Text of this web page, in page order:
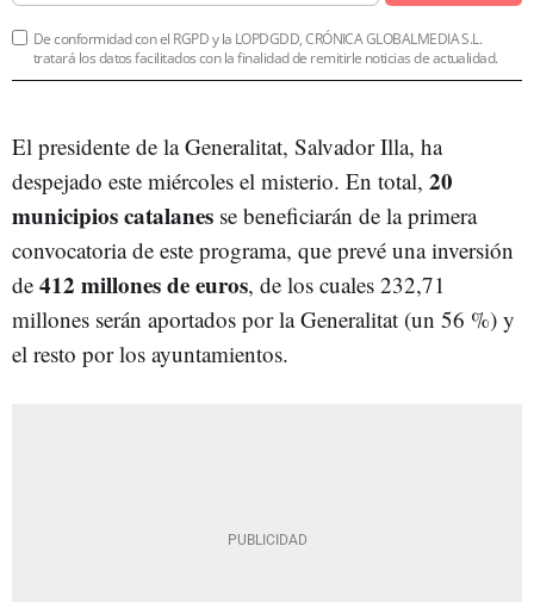
De conformidad con el RGPD y la LOPDGDD, CRÓNICA GLOBALMEDIA S.L.
tratará los datos facilitados con la finalidad de remitirle noticias de actualidad.
El presidente de la Generalitat, Salvador Illa, ha
despejado este miércoles el misterio. En total, 20
municipios catalanes se beneficiarán de la primera
convocatoria de este programa, que prevé una inversión
de 412 millones de euros, de los cuales 232,71
millones serán aportados por la Generalitat (un 56 %) y
el resto por los ayuntamientos.